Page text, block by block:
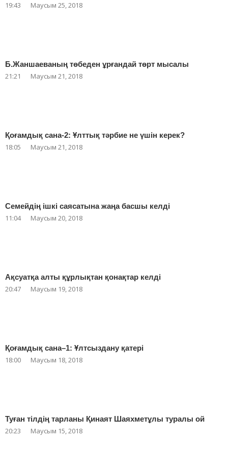
19:43 Маусым 25, 2018
Б.Жаншаеваның төбеден ұрғандай төрт мысалы
21:21 Маусым 21, 2018
Қоғамдық сана-2: Ұлттық тәрбие не үшін керек?
18:05 Маусым 21, 2018
Семейдің ішкі саясатына жаңа басшы келді
11:04 Маусым 20, 2018
Ақсуатқа алты құрлықтан қонақтар келді
20:47 Маусым 19, 2018
Қоғамдық сана–1: Ұлтсыздану қатері
18:00 Маусым 18, 2018
Туған тілдің тарланы Қинаят Шаяхметұлы туралы ой
20:23 Маусым 15, 2018